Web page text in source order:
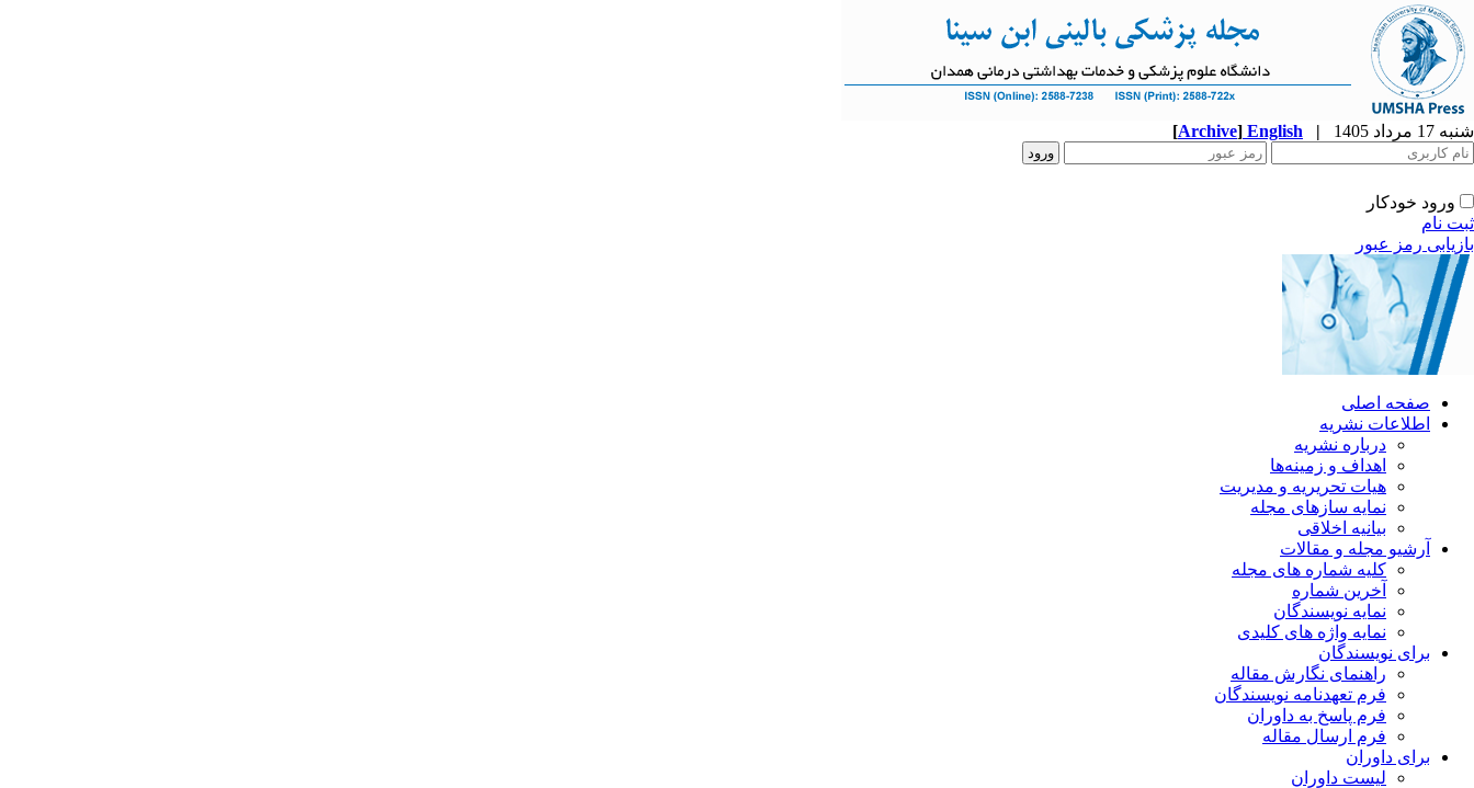
شنبه 17 مرداد 1405 |
English
[Archive]
ورود خودکار
ثبت نام
بازیابی رمز عبور
صفحه اصلی
اطلاعات نشریه
درباره نشریه
اهداف و زمینه‌ها
هیات تحریریه و مدیریت
نمایه سازهای مجله
بیانیه اخلاقی
آرشیو مجله و مقالات
کلیه شماره های مجله
آخرین شماره
نمایه نویسندگان
نمایه واژه های کلیدی
برای نویسندگان
راهنمای نگارش مقاله
فرم تعهدنامه نویسندگان
فرم پاسخ به داوران
فرم ارسال مقاله
برای داوران
لیست داوران